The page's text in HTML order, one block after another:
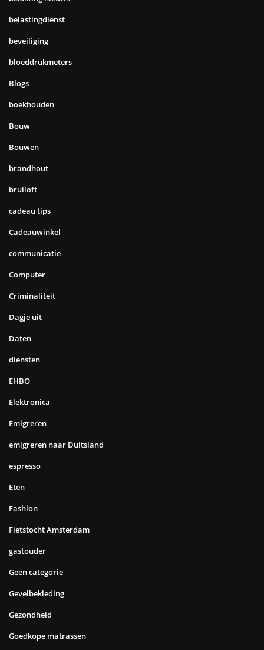
belastingdienst
beveiliging
bloeddrukmeters
Blogs
boekhouden
Bouw
Bouwen
brandhout
bruiloft
cadeau tips
Cadeauwinkel
communicatie
Computer
Criminaliteit
Dagje uit
Daten
diensten
EHBO
Elektronica
Emigreren
emigreren naar Duitsland
espresso
Eten
Fashion
Fietstocht Amsterdam
gastouder
Geen categorie
Gevelbekleding
Gezondheid
Goedkope matrassen